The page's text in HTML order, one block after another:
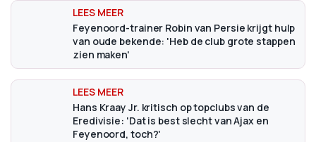
Feyenoord-trainer Robin van Persie krijgt hulp
van oude bekende: 'Heb de club grote stappen
zien maken'
Hans Kraay Jr. kritisch op topclubs van de
Eredivisie: 'Dat is best slecht van Ajax en
Feyenoord, toch?'